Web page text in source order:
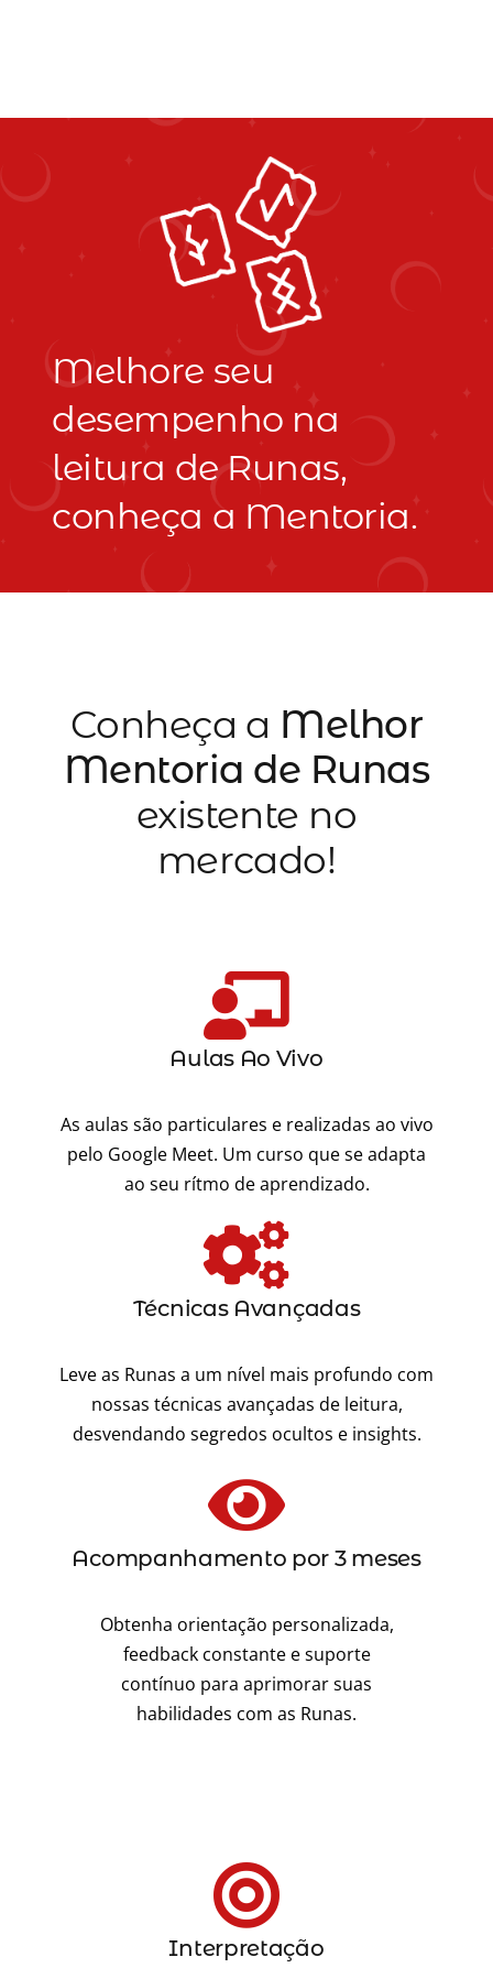
Melhore seu
desempenho na
leitura de Runas,
conheça a Mentoria.
Conheça a Melhor
Mentoria de Runas
existente no
mercado!
Aulas Ao Vivo
As aulas são particulares e realizadas ao vivo
pelo Google Meet. Um curso que se adapta
ao seu rítmo de aprendizado.
Técnicas Avançadas
Leve as Runas a um nível mais profundo com
nossas técnicas avançadas de leitura,
desvendando segredos ocultos e insights.
Acompanhamento por 3 meses
Obtenha orientação personalizada,
feedback constante e suporte
contínuo para aprimorar suas
habilidades com as Runas.
Interpretação